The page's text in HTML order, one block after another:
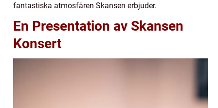
fantastiska atmosfären Skansen erbjuder.
En Presentation av Skansen
Konsert